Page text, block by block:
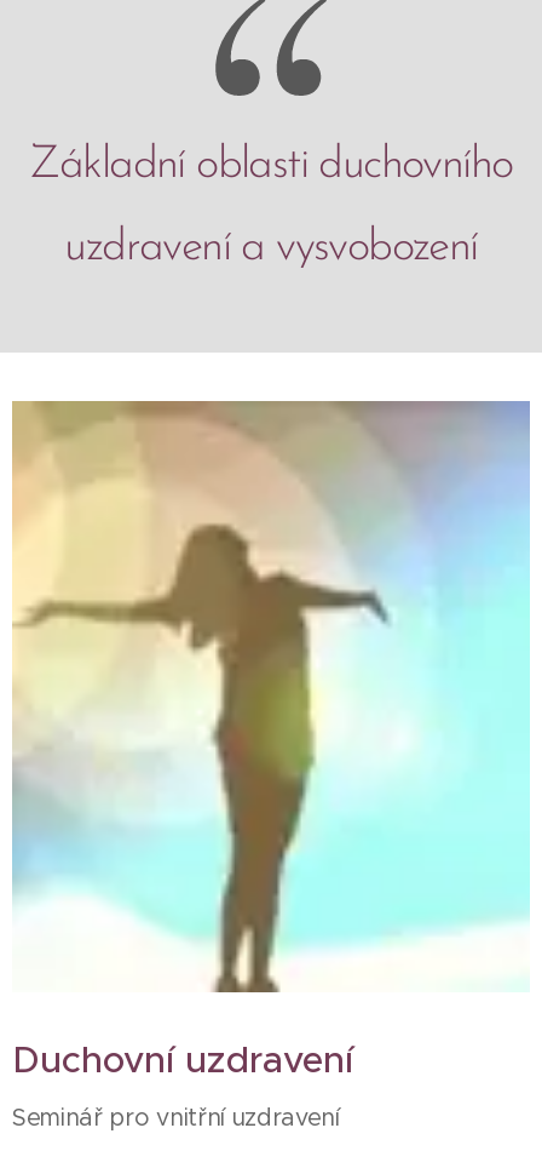
Základní oblasti duchovního
uzdravení a vysvobození
Duchovní uzdravení
Seminář pro vnitřní uzdravení